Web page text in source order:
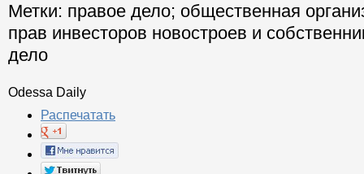
Метки: правое дело; общественная
прав инвесторов новостроев и
дело
Odessa Daily
Распечатать